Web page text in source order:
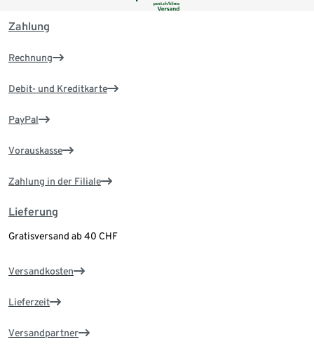
Zahlung
Rechnung
Debit- und Kreditkarte
PayPal
Vorauskasse
Zahlung in der Filiale
Lieferung
Gratisversand ab 40 CHF
Versandkosten
Lieferzeit
Versandpartner